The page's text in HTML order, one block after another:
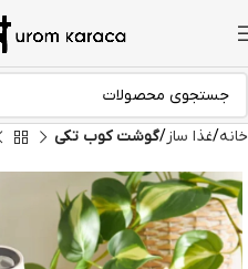
خانه غذا ساز گوشت کوب تکی